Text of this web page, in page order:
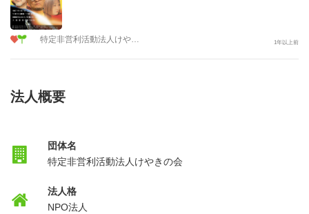
特定非営利活動法人けやきの会 1年以上前
法人概要
団体名
特定非営利活動法人けやきの会
法人格
NPO法人